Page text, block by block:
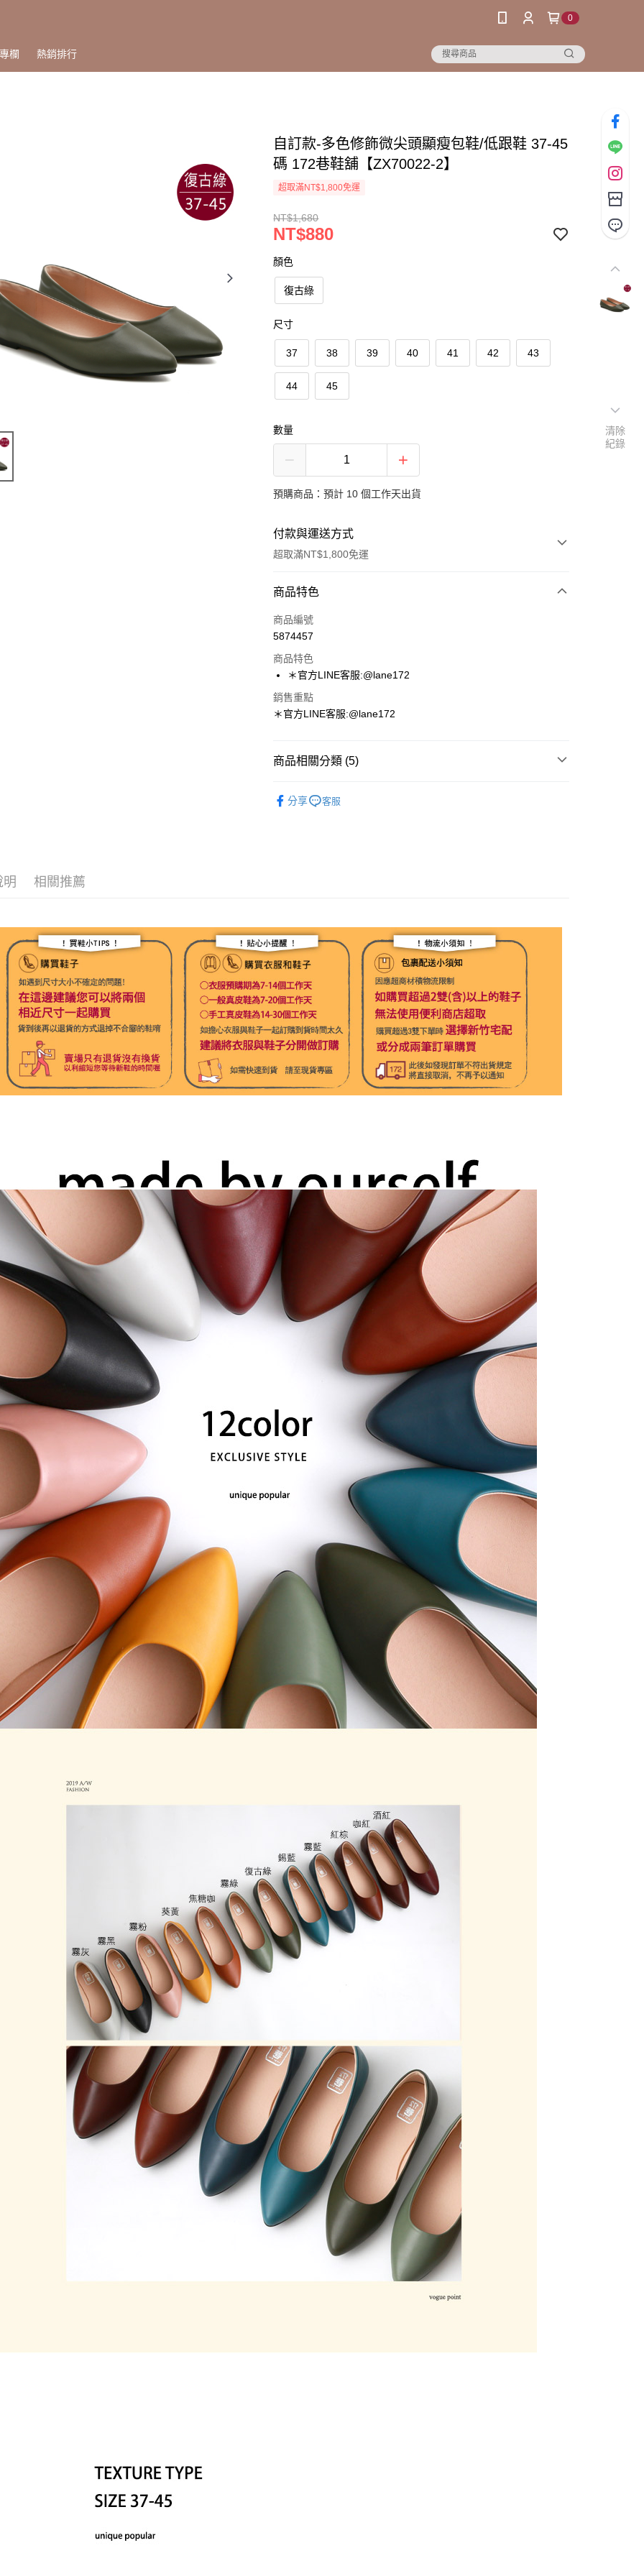
0
欄 熱銷排行
自訂款-多色修飾微尖頭顯瘦包鞋/低跟鞋 37-45
碼 172巷鞋舖【ZX70022-2】
超取滿NT$1,800免運
NT$1,680
NT$880
顏色
復古綠
尺寸
37 38 39 40 41 42 43
44 45
數量
預購商品：預計 10 個工作天出貨
付款與運送方式
超取滿NT$1,800免運
付款方式
信用卡一次付款
LINE Pay
Apple Pay
7-11取貨付款
每筆NT$100，滿NT$1,800(含以上)免運費
付款後711取貨
每筆NT$100，滿NT$1,800(含以上)免運費
宅配
每筆NT$150，滿NT$1,800(含以上)免運費
商品特色
商品編號
5874457
商品特色
＊官方LINE客服:@lane172
銷售重點
＊官方LINE客服:@lane172
商品相關分類 (5)
分享 客服
明 相關推薦
清除
紀錄